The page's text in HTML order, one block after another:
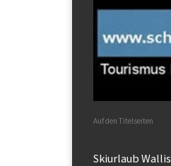
Auf den Titelseiten
Skiurlaub Wallis